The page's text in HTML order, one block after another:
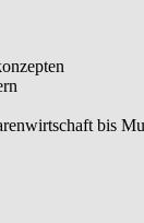
bis